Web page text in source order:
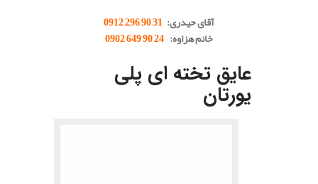
آقای حیدری: 31 90 296 0912
خانم هزاوه: 24 90 649 0902
عایق تخته ای پلی
یورتان